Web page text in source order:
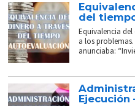
del
Equivalencia
a los
anunciaba:
Ejecución